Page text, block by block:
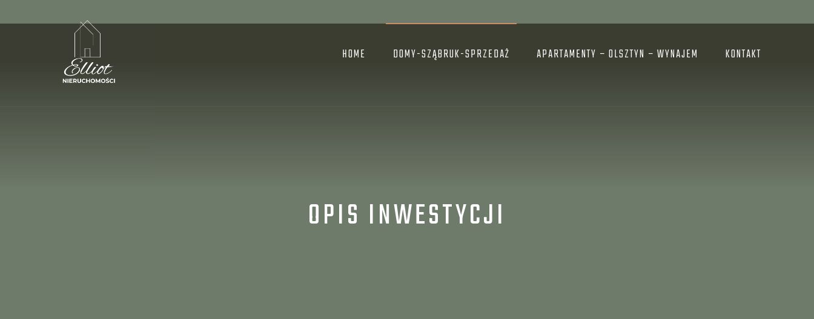
HOME DOMY-SZĄBRUK-SPRZEDAŻ APARTAMENTY – OLSZTYN – WYNAJEM KONTAKT
OPIS INWESTYCJI